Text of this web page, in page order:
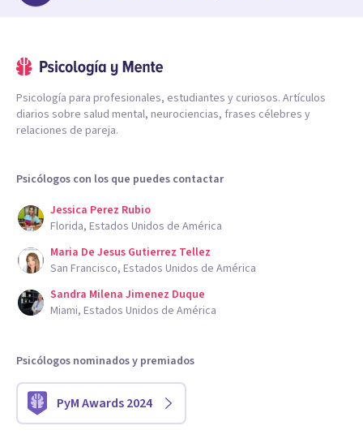
Psicología para profesionales, estudiantes y curiosos. Artículos
diarios sobre salud mental, neurociencias, frases célebres y
relaciones de pareja.
Psicólogos con los que puedes contactar
Jessica Perez Rubio
Florida, Estados Unidos de América
Maria De Jesus Gutierrez Tellez
San Francisco, Estados Unidos de América
Sandra Milena Jimenez Duque
Miami, Estados Unidos de América
Psicólogos nominados y premiados
PyM Awards 2024